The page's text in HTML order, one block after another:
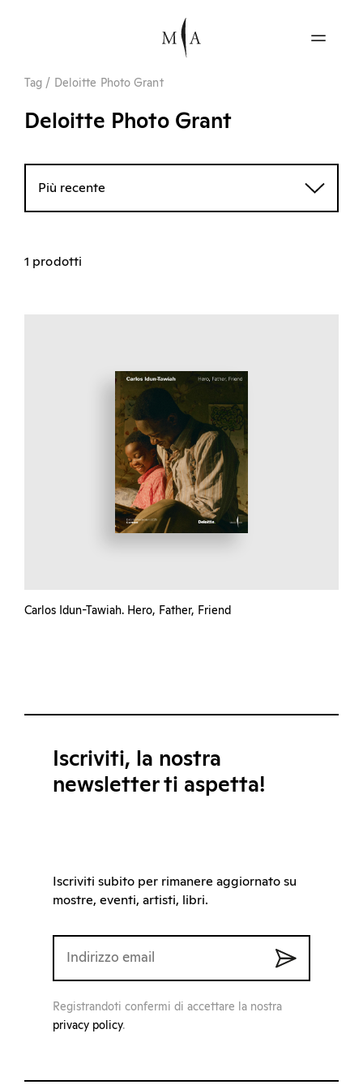
Tag / Deloitte Photo Grant
Deloitte Photo Grant
Più recente
1 prodotti
Carlos Idun-Tawiah. Hero, Father, Friend
Iscriviti, la nostra
newsletter ti aspetta!
Iscriviti subito per rimanere aggiornato su
mostre, eventi, artisti, libri.
Registrandoti confermi di accettare la nostra
privacy policy.